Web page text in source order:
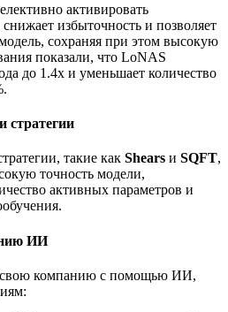
активировать
избыточность и позволяет
сохраняя при этом высокую
показали, что LoNAS
до 1.4x и уменьшает количество
стратегии
такие как Shears и SQFT,
точность модели,
активных параметров и
ИИ
свою компанию с помощью ИИ,